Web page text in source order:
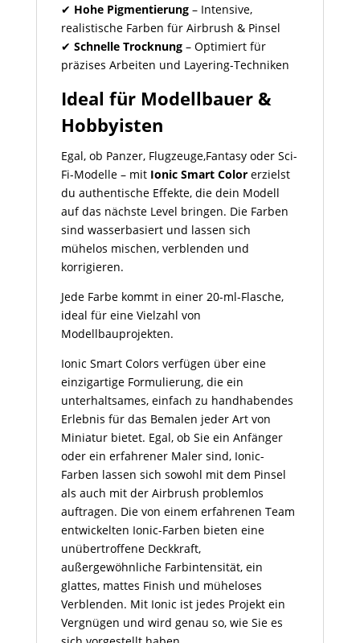
✔ Hohe Pigmentierung– Intensive,
realistische Farben für Airbrush & Pinsel
✔ Schnelle Trocknung– Optimiert für
präzises Arbeiten und Layering-Techniken
Ideal für Modellbauer &
Hobbyisten
Egal, ob Panzer, Flugzeuge,Fantasy oder Sci-
Fi-Modelle – mit Ionic Smart Colorerzielst
du authentische Effekte, die dein Modell
auf das nächste Level bringen. Die Farben
sind wasserbasiert und lassen sich
mühelos mischen, verblenden und
korrigieren.
Jede Farbe kommt in einer 20-ml-Flasche,
ideal für eine Vielzahl von
Modellbauprojekten.
Ionic Smart Colors verfügen über eine
einzigartige Formulierung, die ein
unterhaltsames, einfach zu handhabendes
Erlebnis für das Bemalen jeder Art von
Miniatur bietet. Egal, ob Sie ein Anfänger
oder ein erfahrener Maler sind, Ionic-
Farben lassen sich sowohl mit dem Pinsel
als auch mit der Airbrush problemlos
auftragen. Die von einem erfahrenen Team
entwickelten Ionic-Farben bieten eine
unübertroffene Deckkraft,
außergewöhnliche Farbintensität, ein
glattes, mattes Finish und müheloses
Verblenden. Mit Ionic ist jedes Projekt ein
Vergnügen und wird genau so, wie Sie es